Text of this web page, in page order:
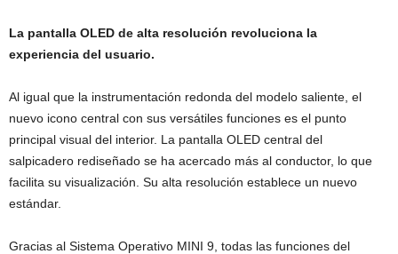
La pantalla OLED de alta resolución revoluciona la
experiencia del usuario.
Al igual que la instrumentación redonda del modelo saliente, el
nuevo icono central con sus versátiles funciones es el punto
principal visual del interior. La pantalla OLED central del
salpicadero rediseñado se ha acercado más al conductor, lo que
facilita su visualización. Su alta resolución establece un nuevo
estándar.
Gracias al Sistema Operativo MINI 9, todas las funciones del